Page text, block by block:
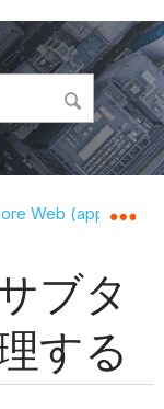
折りたたむ
Web
ブタ
する